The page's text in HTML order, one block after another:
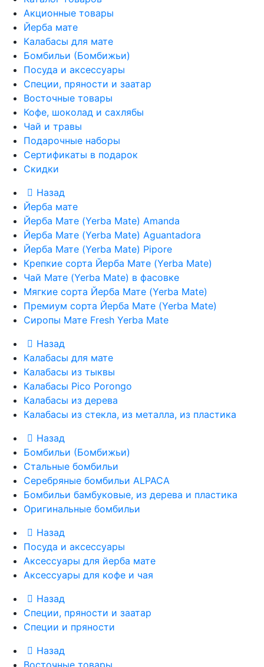
Акционные товары
Йерба мате
Калабасы для мате
Бомбильи (Бомбижьи)
Посуда и аксессуары
Специи, пряности и заатар
Восточные товары
Кофе, шоколад и сахлябы
Чай и травы
Подарочные наборы
Сертификаты в подарок
Скидки
Назад
Йерба мате
Йерба Мате (Yerba Mate) Amanda
Йерба Мате (Yerba Mate) Aguantadora
Йерба Мате (Yerba Mate) Pipore
Крепкие сорта Йерба Мате (Yerba Mate)
Чай Мате (Yerba Mate) в фасовке
Мягкие сорта Йерба Мате (Yerba Mate)
Премиум сорта Йерба Мате (Yerba Mate)
Сиропы Мате Fresh Yerba Mate
Назад
Калабасы для мате
Калабасы из тыквы
Калабасы Pico Porongo
Калабасы из дерева
Калабасы из стекла, из металла, из пластика
Назад
Бомбильи (Бомбижьи)
Стальные бомбильи
Серебряные бомбильи ALPACA
Бомбильи бамбуковые, из дерева и пластика
Оригинальные бомбильи
Назад
Посуда и аксессуары
Аксессуары для йерба мате
Аксессуары для кофе и чая
Назад
Специи, пряности и заатар
Специи и пряности
Назад
Восточные товары